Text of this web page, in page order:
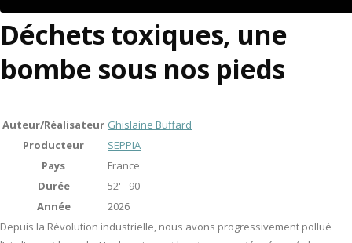
Déchets toxiques, une
bombe sous nos pieds
Auteur/Réalisateur Ghislaine Buffard
Producteur
SEPPIA
Pays
France
Durée
52' - 90'
Année
2026
Depuis la Révolution industrielle, nous avons progressivement pollué